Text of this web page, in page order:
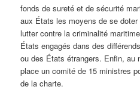
fonds de sureté et de sécurité
aux États les moyens de se doter
lutter contre la criminalité
États engagés dans des
ou des États étrangers. Enfin, au
place un comité de 15 ministres
de la charte.